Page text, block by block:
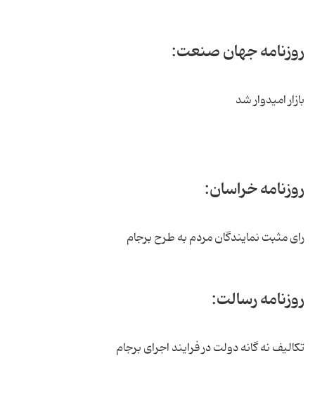
روزنامه جهان صنعت:
بازار امیدوار شد
روزنامه خراسان:
رای مثبت نمایندگان مردم به طرح برجام
روزنامه رسالت:
تکالیف نه گانه دولت در فرایند اجرای برجام